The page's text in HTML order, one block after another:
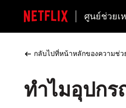
ศูนย์ช่วยเ
กลับไปที่หน้าหลักของความช่ว
ทำไมอุปก